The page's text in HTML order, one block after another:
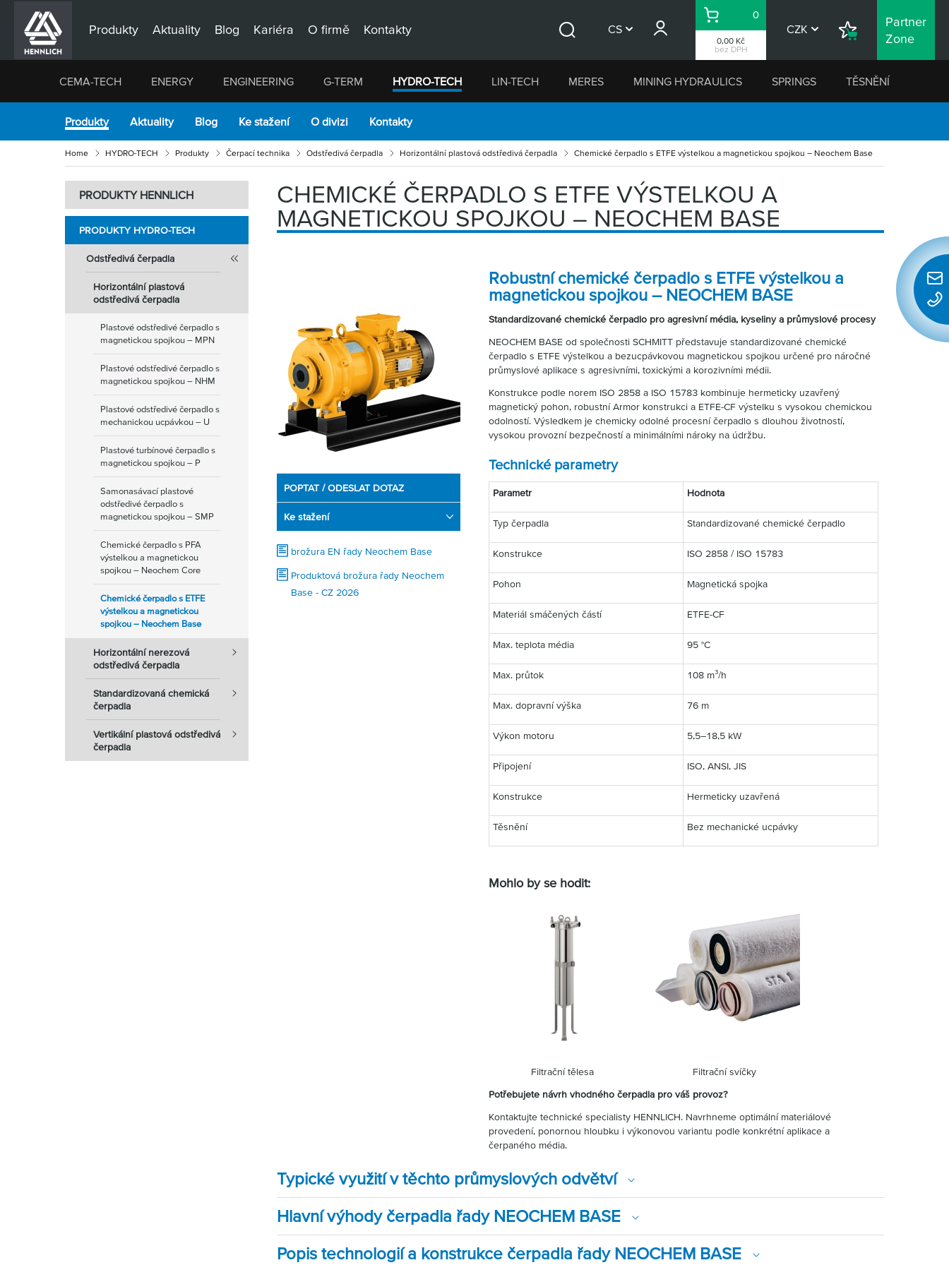
Produkty Aktuality Blog Kariéra O firmě Kontakty CS
0,00 Kč
bez DPH
Košík
0
CZK
Nákupní
Partner
Zone
CEMA-TECH ENERGY ENGINEERING G-TERM HYDRO-TECH LIN-TECH MERES MINING HYDRAULICS SPRINGS TĚSNĚNÍ
Produkty Aktuality Blog Ke stažení O divizi Kontakty
Home HYDRO-TECH Produkty Čerpací technika Odstředivá čerpadla Horizontální plastová odstředivá čerpadla Chemické čerpadlo s ETFE výstelkou a magnetickou spojkou – Neochem Base
PRODUKTY HENNLICH
PRODUKTY HYDRO-TECH
Odstředivá čerpadla
Horizontální plastová
odstředivá čerpadla
Plastové odstředivé čerpadlo s
magnetickou spojkou – MPN
Plastové odstředivé čerpadlo s
magnetickou spojkou – NHM
Plastové odstředivé čerpadlo s
mechanickou ucpávkou – U
Plastové turbínové čerpadlo s
magnetickou spojkou – P
Samonasávací plastové
odstředivé čerpadlo s
magnetickou spojkou – SMP
Chemické čerpadlo s PFA
výstelkou a magnetickou
spojkou – Neochem Core
Chemické čerpadlo s ETFE
výstelkou a magnetickou
spojkou – Neochem Base
Horizontální nerezová
odstředivá čerpadla
Standardizovaná chemická
čerpadla
Vertikální plastová odstředivá
čerpadla
CHEMICKÉ ČERPADLO S ETFE VÝSTELKOU A
MAGNETICKOU SPOJKOU – NEOCHEM BASE
POPTAT / ODESLAT DOTAZ
Ke stažení
brožura EN řady Neochem Base
Produktová brožura řady Neochem
Base - CZ 2026
Robustní chemické čerpadlo s ETFE výstelkou a
magnetickou spojkou – NEOCHEM BASE
Standardizované chemické čerpadlo pro agresivní média, kyseliny a průmyslové procesy
NEOCHEM BASE od společnosti SCHMITT představuje standardizované chemické
čerpadlo s ETFE výstelkou a bezucpávkovou magnetickou spojkou určené pro náročné
průmyslové aplikace s agresivními, toxickými a korozivními médii.
Konstrukce podle norem ISO 2858 a ISO 15783 kombinuje hermeticky uzavřený
magnetický pohon, robustní Armor konstrukci a ETFE-CF výstelku s vysokou chemickou
odolností. Výsledkem je chemicky odolné procesní čerpadlo s dlouhou životností,
vysokou provozní bezpečností a minimálními nároky na údržbu.
Technické parametry
Parametr Hodnota
Typ čerpadla Standardizované chemické čerpadlo
Konstrukce ISO 2858 / ISO 15783
Pohon Magnetická spojka
Materiál smáčených částí ETFE-CF
Max. teplota média 95 °C
Max. průtok 108 m³/h
Max. dopravní výška 76 m
Výkon motoru 5,5–18,5 kW
Připojení ISO, ANSI, JIS
Konstrukce Hermeticky uzavřená
Těsnění Bez mechanické ucpávky
Mohlo by se hodit:
Filtrační tělesa Filtrační svíčky
Potřebujete návrh vhodného čerpadla pro váš provoz?
Kontaktujte technické specialisty HENNLICH. Navrhneme optimální materiálové
provedení, ponornou hloubku i výkonovou variantu podle konkrétní aplikace a
čerpaného média.
Typické využití v těchto průmyslových odvětví
Hlavní výhody čerpadla řady NEOCHEM BASE
Popis technologií a konstrukce čerpadla řady NEOCHEM BASE